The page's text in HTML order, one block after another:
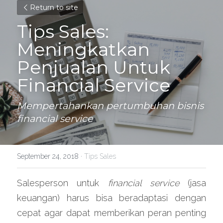
Return to site
Tips Sales:
Meningkatkan
Penjualan Untuk
Financial Service
Mempertahankan pertumbuhan bisnis
financial service
September 24, 2018 · Tips Sales
Salesperson untuk financial service (jasa
keuangan) harus bisa beradaptasi dengan
cepat agar dapat memberikan peran penting